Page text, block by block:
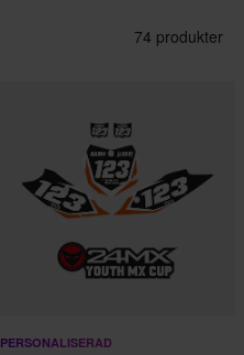
74 produkter
PERSONALISERAD